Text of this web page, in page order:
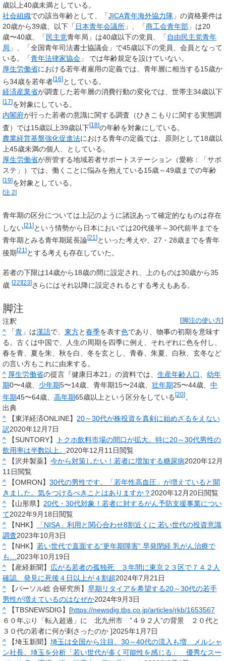
歳以上40歳未満としている。
社会組織での該当年齢として、「JICA青年海外協力隊 」の資格要件は
20歳から39歳、以下「 日本青年会議所 」、「商工会青年部 」は20
歳〜40歳、「 民主党青年局」は40歳以下の党員、「 自由民主党青年
局 」、「全国青年司法書士協議会」で45歳以下の党員、会員となって
いる。「青年法律家協会 」 では年齢規定を設けていない。
厚生労働省における若年者雇用の定義では、青年層に相当する15歳か
ら34歳を若年者[16]としている。
経済産業省が調査した若年層の消費行動の変化では、世帯主34歳以下
[17]を対象にしている。
内閣府が行った若者の意識に関する調査（ひきこもりに関する実態調
査）では15歳以上39歳以下[18]の年齢を対象にしている。
農業経営基盤強化促進法における青年の定義では、原則として18歳以
上45歳未満の個人、としている。
厚生労働省が所管する地域若者サポートステーション（愛称：「サポ
ステ」）では、働くことに悩みを抱えている15歳～49歳までの年齢
[19]を対象としている。
[注 2]
青年期の区分については上記のように諸説あって確定的なものは存在
しない[21 ]という情勢から日本においては20代後半～30代前半までを
青年期とみる青年期延長論[21 ] といった考えや、27・28歳までを青年
後期[21 ]とする考えも存在していた。
若者の下限は14歳から18歳の間に設定され、上のものは30歳から35
歳 [22][23]さらにはそれ以降に設定されるとする考えもある。
脚注
[脚注の使い方]
注釈
^
「青 」は漢語で、 東方と春季を表す色であり、物事の初期を意味す
る。古くは中国で、人生の周期を四季に例え、それぞれに色を付し、
春を青、夏を朱、秋を白、冬を玄とし、青春、朱夏、白秋、玄冬など
の言い方もこれに由来する。
^ 厚生労働省の提言『健康日本21』の資料では、 生産年齢人口
幼年
期0〜4歳、 少年期5〜14歳、 青年期15〜24歳、 壮年期25〜44歳、 中
年期45〜64歳、 高年期65歳以上という区分をしている [20] 。
出典
^
【東洋経済ONLINE】 20～30代が株投資を真剣に始めざるをえない
訳2020年12月7日
^
【SUNTORY】
トクホ飲料市場の間口が拡大。特に20～30代男性の
飲用率は半数以上。 2020年12月11日閲覧
^
【沢井製薬】 今から対策したい！若者に増加する糖尿病2020年12月
11日閲覧
^
【OMRON】 30代の男性です。「若年性高血圧」が増えていると聞
きました。気をつけるべきことはありますか？ 2020年12月20日閲覧
^
【山形県】 20代・30代対象！若者に対するがん予防支援事業につい
て2022年9月18日閲覧
^
【NHK】
「NISA」利用と関心合わせ8割近くに 若い世代の投資意識
調査2023年10月3日
^
【NHK】 若い世代で直面する“更年期障害” 早発閉経 乳がん治療で
も… 2023年10月19日
^
【産経新聞】 広がる若者の孤独死 ３年間に東京２３区で７４２人
確認、発見に死後４日以上が４割超2024年7月21日
^
【パーソル総 合研究所】 早期リタイアを希望する20～30代の若手
男性が増えているのはなぜか2024年9月3日
^
【TBSNEWSDIG】[https://newsdig.tbs.co.jp/articles/rkb/1653567
６０年ぶり「転入超過」に 北九州市 ”４９２人”の背景 ２０代と
３０代の若者に何が刺さったのか ]2025年1月7日
^
【埼玉新聞】 埼玉は全国から注目、30～40代の流入も増 メルシャ
ン社長、埼玉を分析「若い世代が多く可能性を感じる」 優秀なスー